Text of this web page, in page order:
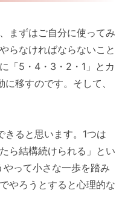
まずはご自分に使ってみ
らなければならないこと
「5・4・3・2・1」とカ
移すのです。そして、
ると思います。1つは
ら結構続けられる」とい
やって小さな一歩を踏み
やろうとすると心理的な